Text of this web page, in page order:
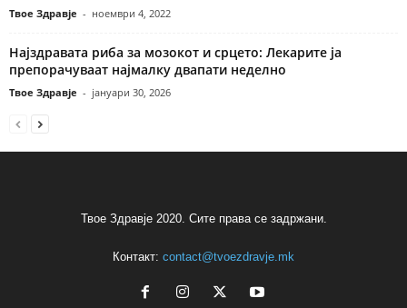
Твое Здравје - ноември 4, 2022
Најздравата риба за мозокот и срцето: Лекарите ја
препорачуваат најмалку двапати неделно
Твое Здравје - јануари 30, 2026
Твое Здравје 2020. Сите права се задржани.
Контакт: contact@tvoezdravje.mk